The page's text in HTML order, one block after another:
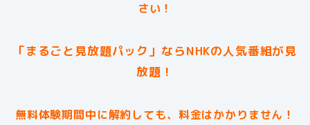
さい！
「まるごと見放題パック」ならNHKの人気番組が見
放題！
無料体験期間中に解約しても、料金はかかりません！